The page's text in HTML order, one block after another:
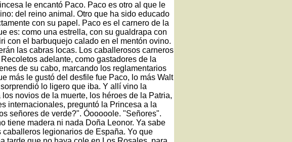
le encantó Paco. Paco es otro al que le
del reino animal. Otro que ha sido educado
con su papel. Paco es el carnero de la
es: como una estrella, con su gualdrapa con
con el barbuquejo calado en el mentón ovino.
las cabras locas. Los caballerosos carneros
adelante, como gastadores de la
de su cabo, marcando los reglamentarios
más le gustó del desfile fue Paco, lo más Walt
lo ligero que iba. Y allí vino la
novios de la muerte, los héroes de la Patria,
internacionales, preguntó la Princesa a la
señores de verde?". Óooooole. "Señores".
tiene madera ni nada Doña Leonor. Ya sabe
legionarios de España. Yo que